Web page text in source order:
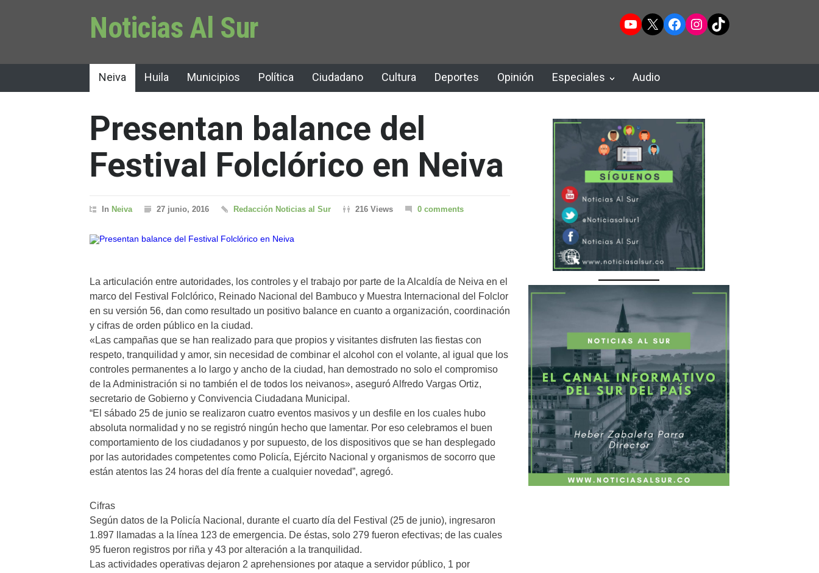
Noticias Al Sur YouTube
X Facebook
Instagram
TikTok
Neiva Huila Municipios Política Ciudadano Cultura Deportes Opinión Especiales Audio
Presentan balance del
Festival Folclórico en Neiva
In Neiva 27 junio, 2016 Redacción Noticias al Sur 216 Views 0 comments
La articulación entre autoridades, los controles y el trabajo por parte de la Alcaldía de Neiva en el
marco del Festival Folclórico, Reinado Nacional del Bambuco y Muestra Internacional del Folclor
en su versión 56, dan como resultado un positivo balance en cuanto a organización, coordinación
y cifras de orden público en la ciudad.
«Las campañas que se han realizado para que propios y visitantes disfruten las fiestas con
respeto, tranquilidad y amor, sin necesidad de combinar el alcohol con el volante, al igual que los
controles permanentes a lo largo y ancho de la ciudad, han demostrado no solo el compromiso
de la Administración si no también el de todos los neivanos», aseguró Alfredo Vargas Ortiz,
secretario de Gobierno y Convivencia Ciudadana Municipal.
“El sábado 25 de junio se realizaron cuatro eventos masivos y un desfile en los cuales hubo
absoluta normalidad y no se registró ningún hecho que lamentar. Por eso celebramos el buen
comportamiento de los ciudadanos y por supuesto, de los dispositivos que se han desplegado
por las autoridades competentes como Policía, Ejército Nacional y organismos de socorro que
están atentos las 24 horas del día frente a cualquier novedad”, agregó.
Cifras
Según datos de la Policía Nacional, durante el cuarto día del Festival (25 de junio), ingresaron
1.897 llamadas a la línea 123 de emergencia. De éstas, solo 279 fueron efectivas; de las cuales
95 fueron registros por riña y 43 por alteración a la tranquilidad.
Las actividades operativas dejaron 2 aprehensiones por ataque a servidor público, 1 por